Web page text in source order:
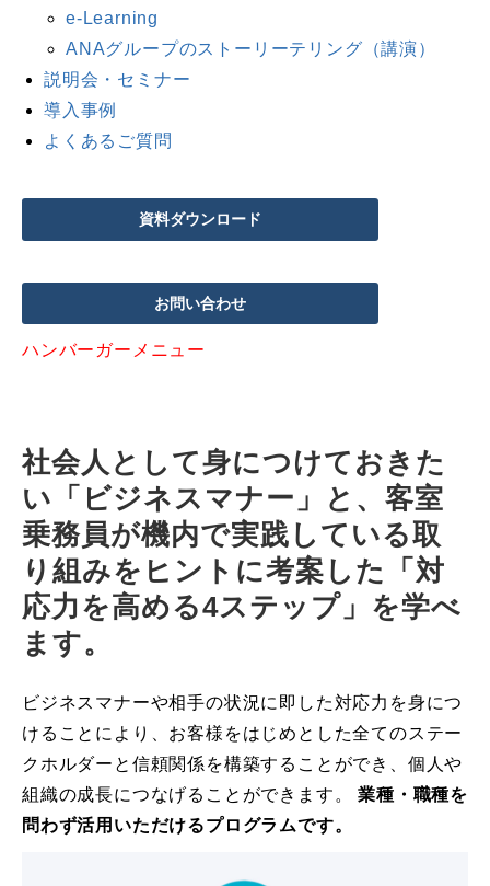
e-Learning
ANAグループのストーリーテリング（講演）
説明会・セミナー
導入事例
よくあるご質問
資料ダウンロード
お問い合わせ
ハンバーガーメニュー
社会人として身につけておきた
い「ビジネスマナー」と、客室
乗務員が機内で実践している取
り組みをヒントに考案した「対
応力を高める4ステップ」を学べ
ます。
ビジネスマナーや相手の状況に即した対応力を身につ
けることにより、お客様をはじめとした全てのステー
クホルダーと信頼関係を構築することができ、個人や
組織の成長につなげることができます。業種・職種を
問わず活用いただけるプログラムです。